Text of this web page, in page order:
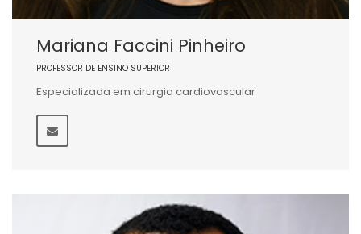
Mariana Faccini Pinheiro
PROFESSOR DE ENSINO SUPERIOR
Especializada em cirurgia cardiovascular